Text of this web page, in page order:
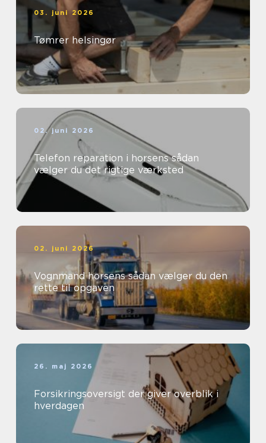
03. juni 2026
Tømrer helsingør
02. juni 2026
Telefon reparation i horsens sådan
vælger du det rigtige værksted
02. juni 2026
Vognmand horsens sådan vælger du den
rette til opgaven
26. maj 2026
Forsikringsoversigt der giver overblik i
hverdagen